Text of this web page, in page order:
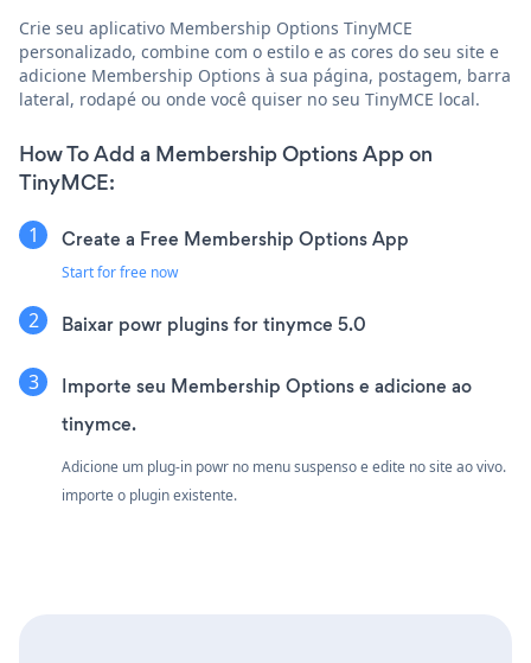
Crie seu aplicativo Membership Options TinyMCE
personalizado, combine com o estilo e as cores do seu site e
adicione Membership Options à sua página, postagem, barra
lateral, rodapé ou onde você quiser no seu TinyMCE local.
How To Add a Membership Options App on
TinyMCE:
Create a Free Membership Options App
Start for free now
Baixar powr plugins for tinymce 5.0
Importe seu Membership Options e adicione ao
tinymce.
Adicione um plug-in powr no menu suspenso e edite no site ao vivo.
importe o plugin existente.